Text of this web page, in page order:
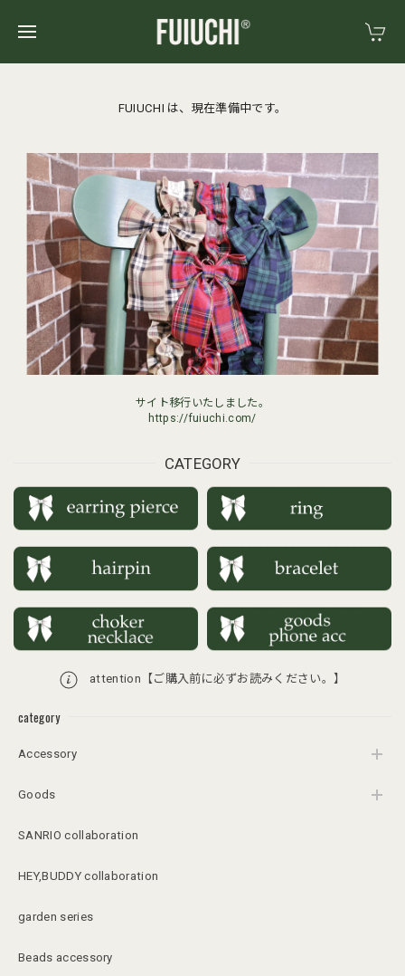
FUIUCHI は、現在準備中です。
サイト移行いたしました。
https://fuiuchi.com/
attention【ご購入前に必ずお読みください。】
CATEGORY
category
Accessory
Goods
SANRIO collaboration
HEY,BUDDY collaboration
garden series
Beads accessory